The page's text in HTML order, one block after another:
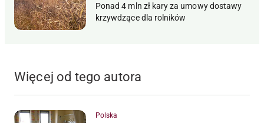
Ponad 4 mln zł kary za umowy dostawy
krzywdzące dla rolników
Więcej od tego autora
Polska